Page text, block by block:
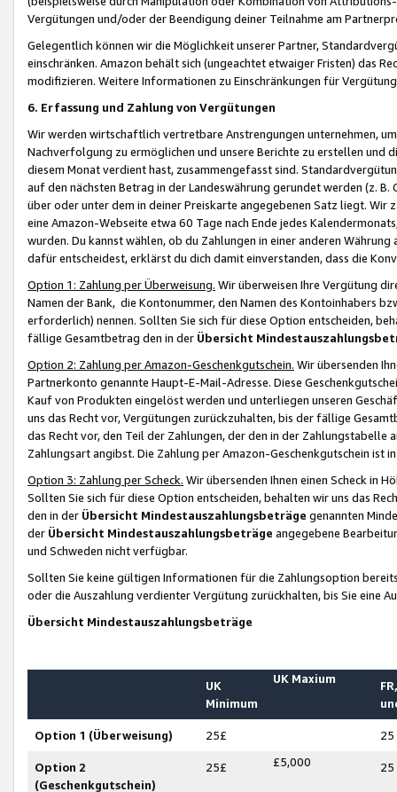
Vergütungen und/oder der Beendigung deiner Teilnahme am
Gelegentlich können wir die Möglichkeit unserer Partner,
einschränken. Amazon behält sich (ungeachtet etwaiger Fristen) das
modifizieren. Weitere Informationen zu Einschränkungen für
6. Erfassung und Zahlung von Vergütungen
Wir werden wirtschaftlich vertretbare Anstrengungen unternehmen,
Nachverfolgung zu ermöglichen und unsere Berichte zu erstellen und
diesem Monat verdient hast, zusammengefasst sind.
auf den nächsten Betrag in der Landeswährung gerundet werden (z.
über oder unter dem in deiner Preiskarte angegebenen Satz liegt.
eine Amazon-Webseite etwa 60 Tage nach Ende jedes
wurden. Du kannst wählen, ob du Zahlungen in einer anderen
dafür entscheidest, erklärst du dich damit einverstanden, dass die
Option 1: Zahlung per Überweisung. Wir überweisen Ihre Vergütung
Namen der Bank, die Kontonummer, den Namen des Kontoinhabers
erforderlich) nennen. Sollten Sie sich für diese Option entscheiden,
fällige Gesamtbetrag den in der Übersicht
Option 2: Zahlung per Amazon-Geschenkgutschein. Wir übersenden
Partnerkonto genannte Haupt-E-Mail-Adresse. Diese
Kauf von Produkten eingelöst werden und unterliegen unseren
uns das Recht vor, Vergütungen zurückzuhalten, bis der fällige
das Recht vor, den Teil der Zahlungen, der den in der
Zahlungsart angibst. Die Zahlung per Amazon-Geschenkgutschein ist
Option 3: Zahlung per Scheck. Wir übersenden Ihnen einen Scheck in
Sollten Sie sich für diese Option entscheiden, behalten wir uns das
den in der Übersicht Mindestauszahlungsbeträge genannten
der Übersicht Mindestauszahlungsbeträge angegebene
und Schweden nicht verfügbar.
Sollten Sie keine gültigen Informationen für die Zahlungsoption
oder die Auszahlung verdienter Vergütung zurückhalten, bis Sie
Übersicht Mindestauszahlungsbeträge
UK
Minimum
UK Maxium
Option 1 (Überweisung) 25£ 25
Option 2
(Geschenkgutschein)
25£ £5,000 25